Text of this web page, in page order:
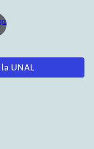
UNAL